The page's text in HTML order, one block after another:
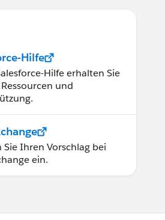
Hilfe
Hilfe erhalten Sie
und
Sie Ihren Vorschlag bei
ein.